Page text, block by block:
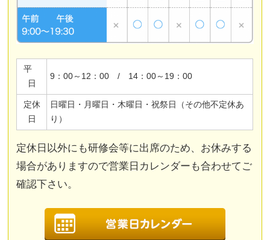
平
日
9：00～12：00 / 14：00～19：00
定休
日
日曜日・月曜日・木曜日・祝祭日（その他不定休あ
り）
定休日以外にも研修会等に出席のため、お休みする
場合がありますので営業日カレンダーも合わせてご
確認下さい。